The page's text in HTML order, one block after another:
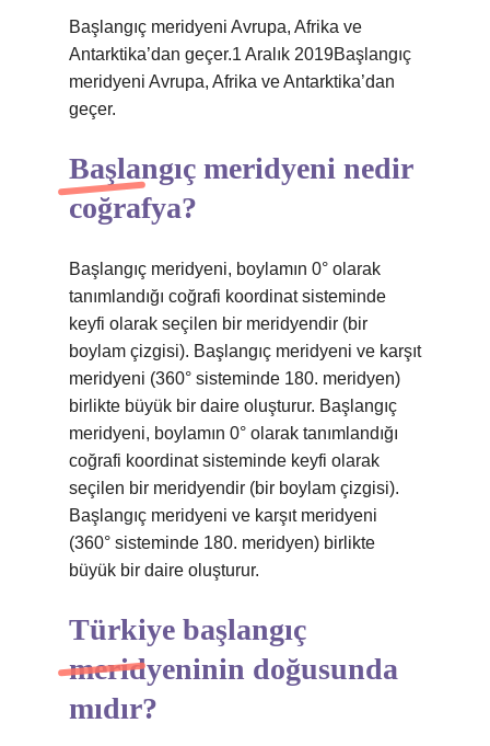
Başlangıç ​​meridyeni Avrupa, Afrika ve
Antarktika’dan geçer.1 Aralık 2019Başlangıç ​​
meridyeni Avrupa, Afrika ve Antarktika’dan
geçer.
Başlangıç meridyeni nedir
coğrafya?
Başlangıç ​​meridyeni, boylamın 0° olarak
tanımlandığı coğrafi koordinat sisteminde
keyfi olarak seçilen bir meridyendir (bir
boylam çizgisi). Başlangıç ​​meridyeni ve karşıt
meridyeni (360° sisteminde 180. meridyen)
birlikte büyük bir daire oluşturur. Başlangıç ​​
meridyeni, boylamın 0° olarak tanımlandığı
coğrafi koordinat sisteminde keyfi olarak
seçilen bir meridyendir (bir boylam çizgisi).
Başlangıç ​​meridyeni ve karşıt meridyeni
(360° sisteminde 180. meridyen) birlikte
büyük bir daire oluşturur.
Türkiye başlangıç
meridyeninin doğusunda
mıdır?